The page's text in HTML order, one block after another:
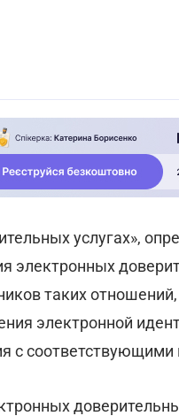
услугах»,
электронных
таких
электронной
с